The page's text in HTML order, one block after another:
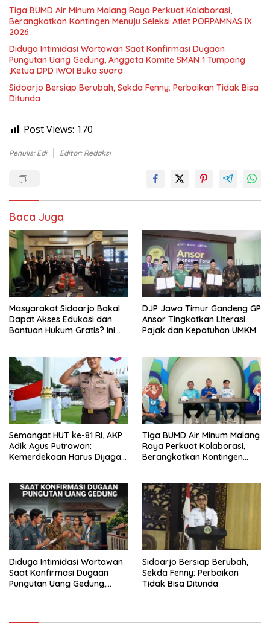
Tiga BUMD Air Minum Malang Raya Perkuat Kolaborasi,
Berangkatkan Kontingen Menuju Seleksi Atlet PORPAMNAS IX
2026
Diduga Intimidasi Wartawan Saat Konfirmasi Dugaan
Pungutan Uang Gedung, Anggota Komite SMAN 1 Tumpang
,Ketua DPD IWOI Buka suara
Sidoarjo Bersiap Berubah, Sekda Fenny: Perbaikan Tidak Bisa
Ditunda
Post Views: 170
Penulis: Edi Editor: Redaksi
Baca Juga
Masyarakat Sidoarjo Bakal
Dapat Akses Edukasi dan
Bantuan Hukum Gratis? Ini
DJP Jawa Timur Gandeng GP
Ansor Tingkatkan Literasi
Pajak dan Kepatuhan UMKM
Semangat HUT ke-81 RI, AKP
Adik Agus Putrawan:
Kemerdekaan Harus Dijaga
Tiga BUMD Air Minum Malang
Raya Perkuat Kolaborasi,
Berangkatkan Kontingen
Diduga Intimidasi Wartawan
Saat Konfirmasi Dugaan
Pungutan Uang Gedung,
Sidoarjo Bersiap Berubah,
Sekda Fenny: Perbaikan
Tidak Bisa Ditunda